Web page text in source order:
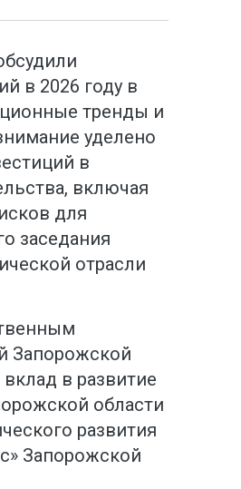
в 2026 году в
тренды и
уделено
в
включая
для
заседания
отрасли
Запорожской
в развитие
области
развития
Запорожской